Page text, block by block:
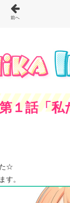
１話「私
た☆
す。